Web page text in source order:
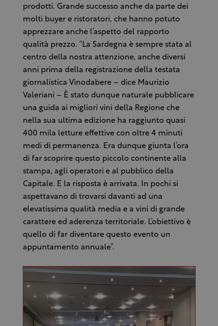
prodotti. Grande successo anche da parte dei
molti buyer e ristoratori, che hanno potuto
apprezzare anche l’aspetto del rapporto
qualità prezzo. “La Sardegna è sempre stata al
centro della nostra attenzione, anche diversi
anni prima della registrazione della testata
giornalistica Vinodabere – dice Maurizio
Valeriani – È stato dunque naturale pubblicare
una guida ai migliori vini della Regione che
nella sua ultima edizione ha raggiunto quasi
400 mila letture effettive con oltre 4 minuti
medi di permanenza. Era dunque giunta l’ora
di far scoprire questo piccolo continente alla
stampa, agli operatori e al pubblico della
Capitale. E la risposta è arrivata. In pochi si
aspettavano di trovarsi davanti ad una
elevatissima qualità media e a vini di grande
carattere ed aderenza territoriale. L’obiettivo è
quello di far diventare questo evento un
appuntamento annuale”.